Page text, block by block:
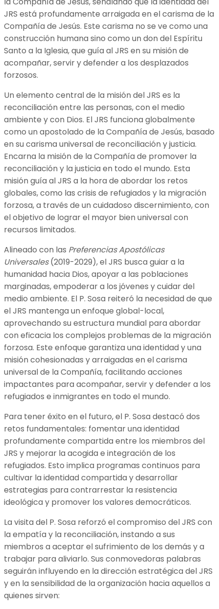
JRS está profundamente arraigada en el carisma de la
Compañía de Jesús. Este carisma no se ve como una
construcción humana sino como un don del Espíritu
Santo a la Iglesia, que guía al JRS en su misión de
acompañar, servir y defender a los desplazados
forzosos.
Un elemento central de la misión del JRS es la
reconciliación entre las personas, con el medio
ambiente y con Dios. El JRS funciona globalmente
como un apostolado de la Compañía de Jesús, basado
en su carisma universal de reconciliación y justicia.
Encarna la misión de la Compañía de promover la
reconciliación y la justicia en todo el mundo. Esta
misión guía al JRS a la hora de abordar los retos
globales, como las crisis de refugiados y la migración
forzosa, a través de un cuidadoso discernimiento, con
el objetivo de lograr el mayor bien universal con
recursos limitados.
Alineado con las Preferencias Apostólicas
Universales(2019-2029), el JRS busca guiar a la
humanidad hacia Dios, apoyar a las poblaciones
marginadas, empoderar a los jóvenes y cuidar del
medio ambiente. El P. Sosa reiteró la necesidad de que
el JRS mantenga un enfoque global-local,
aprovechando su estructura mundial para abordar
con eficacia los complejos problemas de la migración
forzosa. Este enfoque garantiza una identidad y una
misión cohesionadas y arraigadas en el carisma
universal de la Compañía, facilitando acciones
impactantes para acompañar, servir y defender a los
refugiados e inmigrantes en todo el mundo.
Para tener éxito en el futuro, el P. Sosa destacó dos
retos fundamentales: fomentar una identidad
profundamente compartida entre los miembros del
JRS y mejorar la acogida e integración de los
refugiados. Esto implica programas continuos para
cultivar la identidad compartida y desarrollar
estrategias para contrarrestar la resistencia
ideológica y promover los valores democráticos.
La visita del P. Sosa reforzó el compromiso del JRS con
la empatía y la reconciliación, instando a sus
miembros a aceptar el sufrimiento de los demás y a
trabajar para aliviarlo. Sus conmovedoras palabras
seguirán influyendo en la dirección estratégica del JRS
y en la sensibilidad de la organización hacia aquellos a
quienes sirven: